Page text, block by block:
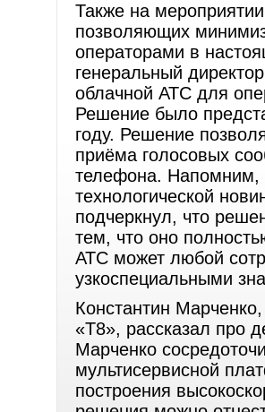
Также на
позволяющих
операторами в
генеральный
облачной АТС для
Решение было
году. Решение
приёма голосовых
телефона. Напомним,
технологической
подчеркнул, что
тем, что оно
АТС может любой
узкоспециальными
Константин
«Т8», рассказал про
Марченко
мультисервисной
построения